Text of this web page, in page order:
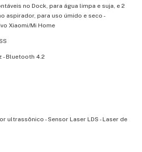
no Dock, para água limpa e suja, e 2
aspirador, para uso úmido e seco -
Xiaomi/Mi Home
- Bluetooth 4.2
ultrassônico - Sensor Laser LDS - Laser de